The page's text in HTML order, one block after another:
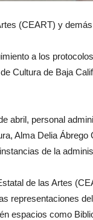
(CEART) y
a los
Cultura de Baja
abril, personal
Alma Delia
de la
de las Artes
representaciones
espacios como